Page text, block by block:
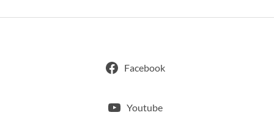
Facebook
Youtube